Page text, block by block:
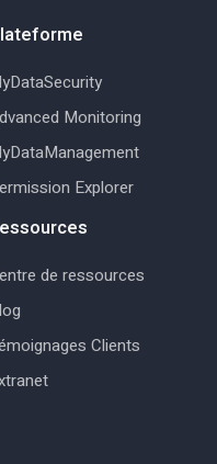
Monitoring
Explorer
de ressources
Clients